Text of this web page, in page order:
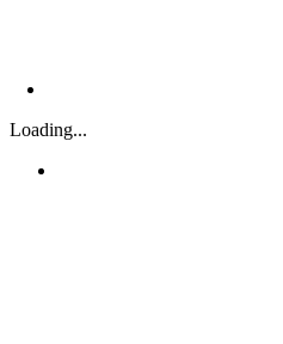
Loading...